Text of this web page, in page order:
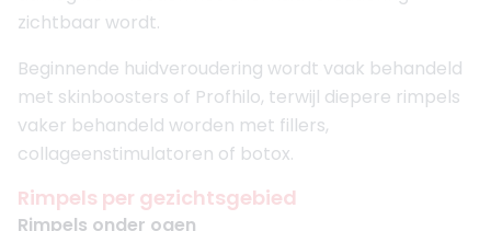
zichtbaar wordt.
Beginnende huidveroudering wordt vaak behandeld
met skinboosters of Profhilo, terwijl diepere rimpels
vaker behandeld worden met fillers,
collageenstimulatoren of botox.
Rimpels per gezichtsgebied
Rimpels onder ogen